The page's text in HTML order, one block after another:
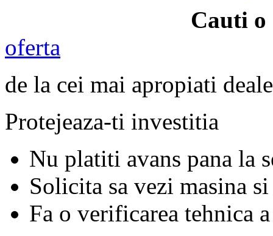
Cauti o
oferta
de la cei mai apropiati
Protejeaza-ti investitia
Nu platiti avans pana la
Solicita sa vezi masina si
Fa o verificarea tehnica